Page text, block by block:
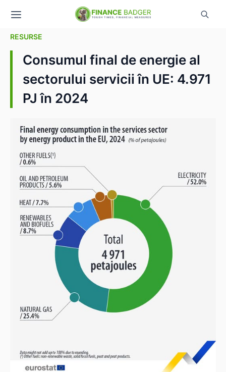
RESURSE
Consumul final de energie al
sectorului servicii în UE: 4.971
PJ în 2024